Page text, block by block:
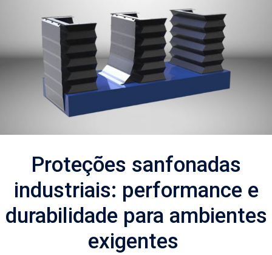
Proteções sanfonadas
industriais: performance e
durabilidade para ambientes
exigentes